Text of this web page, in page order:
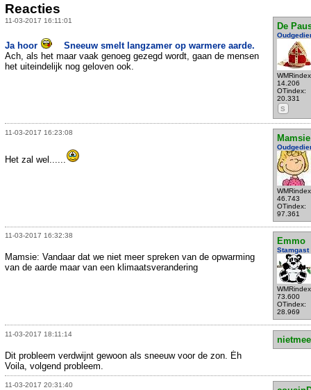
Reacties
11-03-2017 16:11:01
De
14.206
OTindex:
20.331
S
Ja hoor
Sneeuw smelt langzamer op warmere aarde.
Ach, als het maar vaak genoeg gezegd wordt, gaan de mensen
het uiteindelijk nog geloven ook.
11-03-2017 16:23:08
Mamsie
46.743
OTindex:
97.361
Het zal wel......
11-03-2017 16:32:38
Emmo
Stamgast
73.600
OTindex:
28.969
Mamsie: Vandaar dat we niet meer spreken van de opwarming
van de aarde maar van een klimaatsverandering
11-03-2017 18:11:14
Dit probleem verdwijnt gewoon als sneeuw voor de zon. Éh
Voila, volgend probleem.
11-03-2017 20:31:40